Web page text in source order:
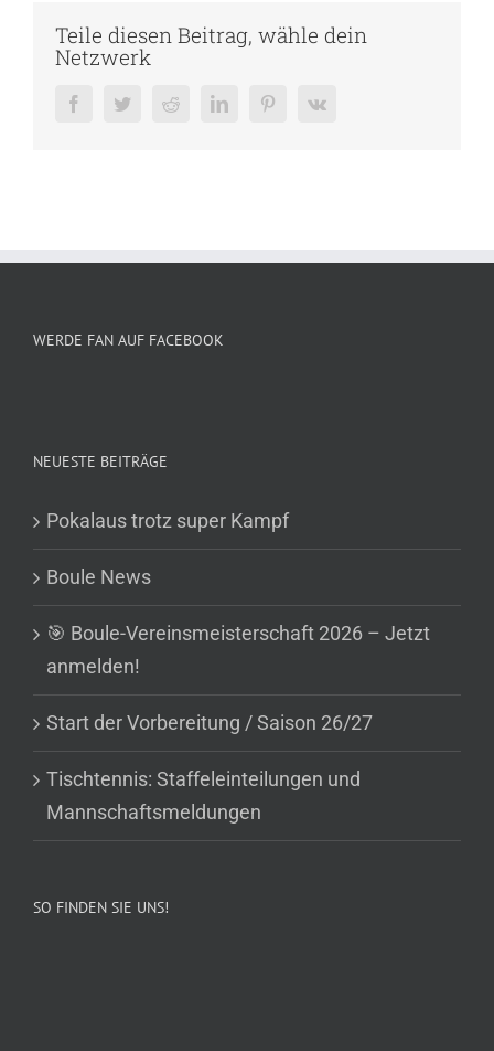
Teile diesen Beitrag, wähle dein
Netzwerk
FacebookTwitterRedditLinkedInPinterestVk
WERDE FAN AUF FACEBOOK
NEUESTE BEITRÄGE
Pokalaus trotz super Kampf
Boule News
🎯 Boule-Vereinsmeisterschaft 2026 – Jetzt
anmelden!
Start der Vorbereitung / Saison 26/27
Tischtennis: Staffeleinteilungen und
Mannschaftsmeldungen
SO FINDEN SIE UNS!